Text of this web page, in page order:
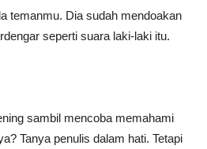
temanmu. Dia sudah mendoakan
seperti suara laki-laki itu.
sambil mencoba memahami
Tanya penulis dalam hati. Tetapi